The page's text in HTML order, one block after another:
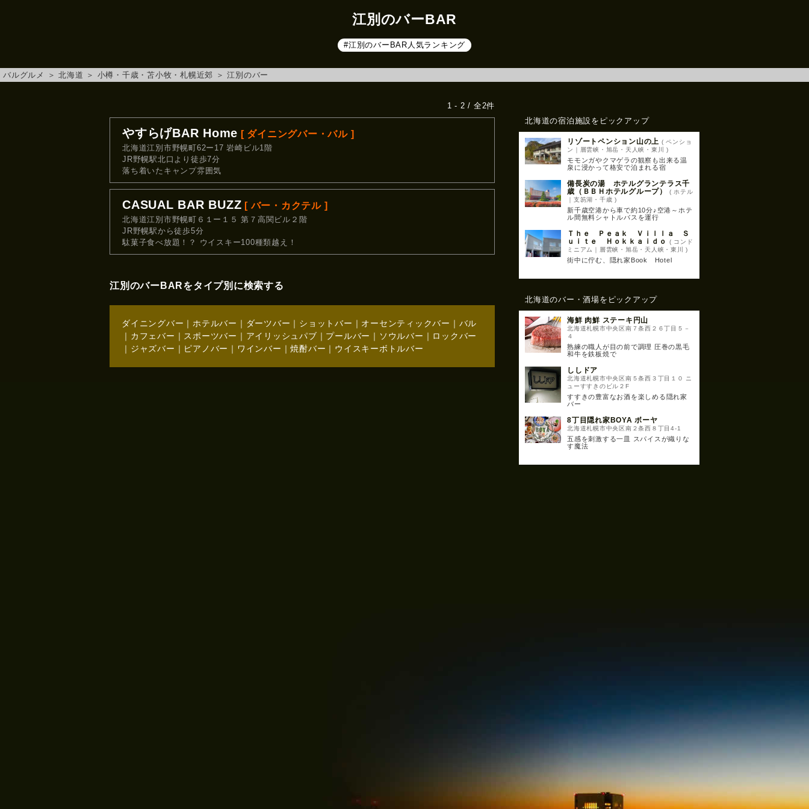
江別のバーBAR
#江別のバーBAR人気ランキング
バルグルメ ＞ 北海道 ＞ 小樽・千歳・苫小牧・札幌近郊 ＞江別のバー
1 - 2 / 全2件
やすらげBAR Home [ ダイニングバー・バル ]
北海道江別市野幌町62ー17 岩崎ビル1階
JR野幌駅北口より徒歩7分
落ち着いたキャンプ雰囲気
CASUAL BAR BUZZ [ バー・カクテル ]
北海道江別市野幌町６１ー１５ 第７高関ビル２階
JR野幌駅から徒歩5分
駄菓子食べ放題！？ ウイスキー100種類越え！
江別のバーBARをタイプ別に検索する
ダイニングバー ｜ ホテルバー ｜ ダーツバー ｜ ショットバー ｜ オーセンティックバー ｜ バル
｜ カフェバー ｜ スポーツバー ｜ アイリッシュパブ ｜ プールバー ｜ ソウルバー ｜ ロックバー
｜ ジャズバー ｜ ピアノバー ｜ ワインバー ｜焼酎バー ｜ ウイスキーボトルバー
北海道の宿泊施設をピックアップ
リゾートペンション山の上 ( ペンショ
ン｜層雲峡・旭岳・天人峡・東川 )
モモンガやクマゲラの観察も出来る温
泉に浸かって格安で泊まれる宿
備長炭の湯 ホテルグランテラス千
歳（ＢＢＨホテルグループ）
( ホテル
｜支笏湖・千歳 )
新千歳空港から車で約10分♪空港～ホテ
ル間無料シャトルバスを運行
Ｔｈｅ Ｐｅａｋ Ｖｉｌｌａ Ｓ
ｕｉｔｅ Ｈｏｋｋａｉｄｏ
( コンド
ミニアム｜層雲峡・旭岳・天人峡・東川 )
街中に佇む、隠れ家Book Hotel
北海道のバー・酒場をピックアップ
海鮮 肉鮮 ステーキ円山
北海道札幌市中央区南７条西２６丁目５－
４
熟練の職人が目の前で調理 圧巻の黒毛
和牛を鉄板焼で
ししドア
北海道札幌市中央区南５条西３丁目１０ ニ
ューすすきのビル２F
すすきの豊富なお酒を楽しめる隠れ家
バー
8丁目隠れ家BOYA ボーヤ
北海道札幌市中央区南２条西８丁目4-1
五感を刺激する一皿 スパイスが織りな
す魔法